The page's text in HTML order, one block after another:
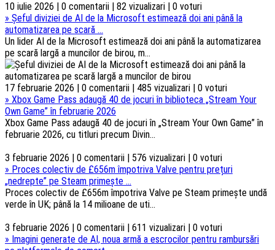
10 iulie 2026 | 0 comentarii | 82 vizualizari | 0 voturi
» Șeful diviziei de AI de la Microsoft estimează doi ani până la
automatizarea pe scară ...
Un lider AI de la Microsoft estimează doi ani până la automatizarea
pe scară largă a muncilor de birou, m...
17 februarie 2026 | 0 comentarii | 485 vizualizari | 0 voturi
» Xbox Game Pass adaugă 40 de jocuri în biblioteca „Stream Your
Own Game” în februarie 2026
Xbox Game Pass adaugă 40 de jocuri în „Stream Your Own Game” în
februarie 2026, cu titluri precum Divin...
3 februarie 2026 | 0 comentarii | 576 vizualizari | 0 voturi
» Proces colectiv de £656m împotriva Valve pentru prețuri
„nedrepte” pe Steam primește ...
Proces colectiv de £656m împotriva Valve pe Steam primește undă
verde în UK; până la 14 milioane de uti...
3 februarie 2026 | 0 comentarii | 611 vizualizari | 0 voturi
» Imagini generate de AI, noua armă a escrocilor pentru rambursări